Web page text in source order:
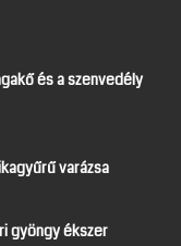
és a szenvedély
varázsa
gyöngy ékszer